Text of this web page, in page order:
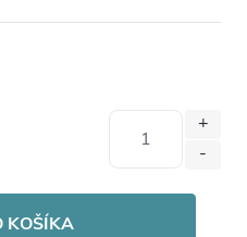
KOŠÍKA